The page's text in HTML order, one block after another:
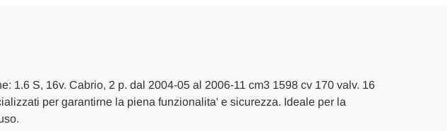
USATO
Da
2004
A
1.6 S, 16v. Cabrio, 2 p. dal 2004-05 al 2006-11 cm3 1598 cv 170 valv. 16
per garantirne la piena funzionalita' e sicurezza. Ideale per la